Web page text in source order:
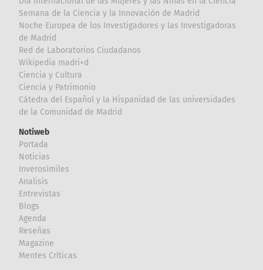
Semana de la Ciencia y la Innovación de Madrid
Noche Europea de los Investigadores y las Investigadoras
de Madrid
Red de Laboratorios Ciudadanos
Wikipedia madri+d
Ciencia y Cultura
Ciencia y Patrimonio
Cátedra del Español y la Hispanidad de las universidades
de la Comunidad de Madrid
Notiweb
Portada
Noticias
Inverosímiles
Analisis
Entrevistas
Blogs
Agenda
Reseñas
Magazine
Mentes Críticas